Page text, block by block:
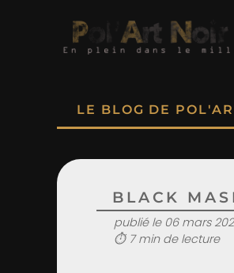
LE BLOG DE
BLACK
publié le 06 mars
⏱ 7 min de lecture